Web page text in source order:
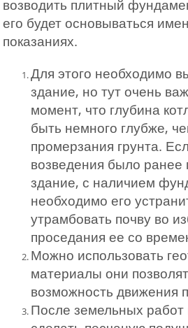
возводить плитный
его будет основываться
показаниях.
Для этого необходимо
здание, но тут очень
момент, что глубина
быть немного глубже,
промерзания грунта.
возведения было ранее
здание, с наличием
необходимо его
утрамбовать почву во
проседания ее со
Можно использовать
материалы они
возможность движения
После земельных